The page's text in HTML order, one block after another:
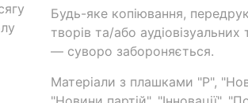
Будь-яке копіювання,
творів та/або
— суворо забороняється.
Матеріали з плашками "Р",